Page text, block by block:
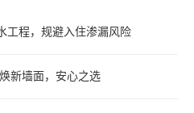
工程，规避入住渗漏风险
新墙面，安心之选